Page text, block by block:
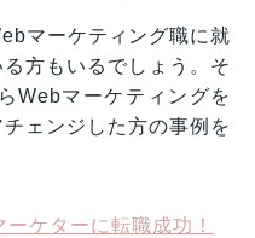
マーケティング職に就
方もいるでしょう。そ
Webマーケティングを
ェンジした方の事例を
ケターに転職成功！